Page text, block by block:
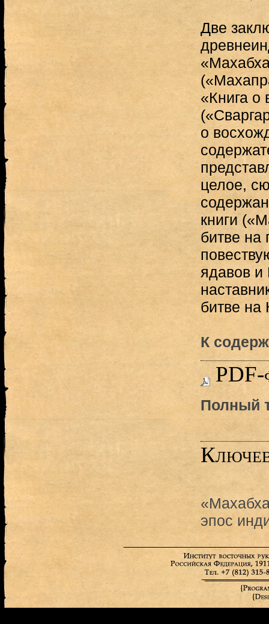
Две
«Книга о
о
целое,
книги
битве на
ядавов
битве на
К
PDF-
Полный
эпос